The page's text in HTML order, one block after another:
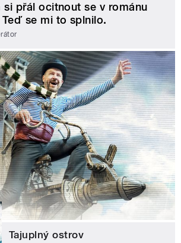
si přál ocitnout se v románu
Teď se mi to splnilo.
Tajuplný ostrov